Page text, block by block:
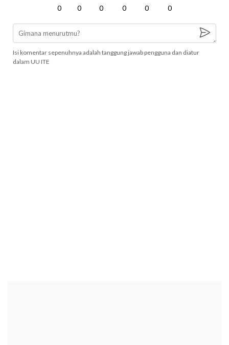
0 0 0 0 0 0
Isi komentar sepenuhnya adalah tanggung jawab pengguna dan diatur
dalam UU ITE